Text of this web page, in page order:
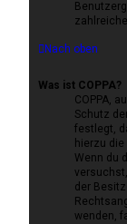
Nach oben
Was ist COPPA?
COPPA,
Schutz
festlegt,
hierzu
Wenn du
der
wenden,